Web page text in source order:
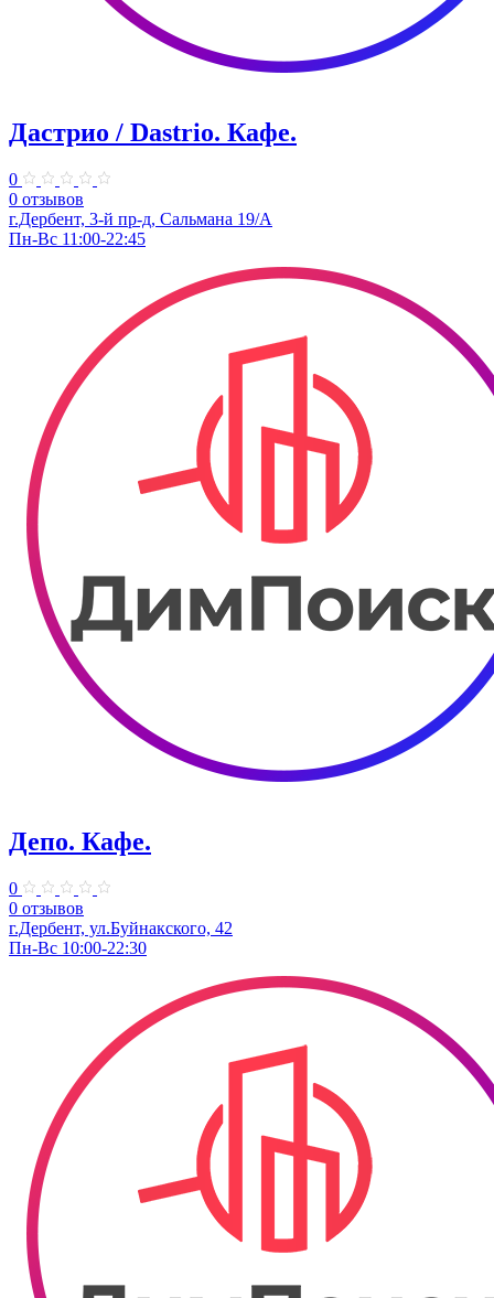
Дастрио / Dastrio. Кафе.
0
0 отзывов
г.Дербент, 3-й пр-д, Сальмана 19/А
Пн-Вс 11:00-22:45
Депо. Кафе.
0
0 отзывов
г.Дербент, ул.Буйнакского, 42
Пн-Вс 10:00-22:30